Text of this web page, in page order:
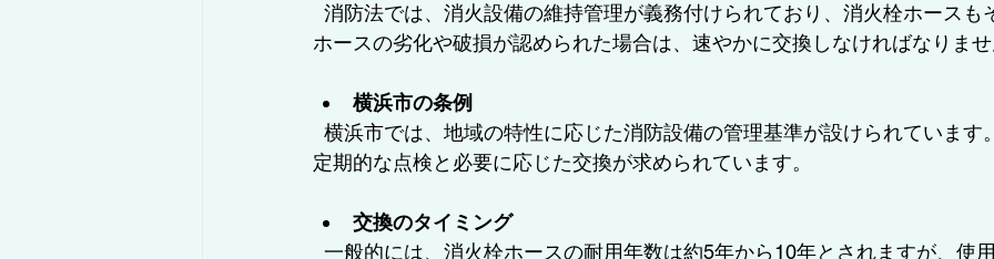
ホースの劣化や破損が認められた場合は、速やかに交換しなければなりま
横浜市の条例
定期的な点検と必要に応じた交換が求められています。
交換のタイミング